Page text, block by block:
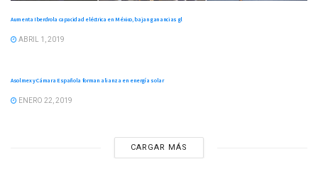
Aumenta Iberdrola capacidad eléctrica en México, bajan ganancias gl
ABRIL 1, 2019
Asolmex y Cámara Española forman alianza en energía solar
ENERO 22, 2019
CARGAR MÁS